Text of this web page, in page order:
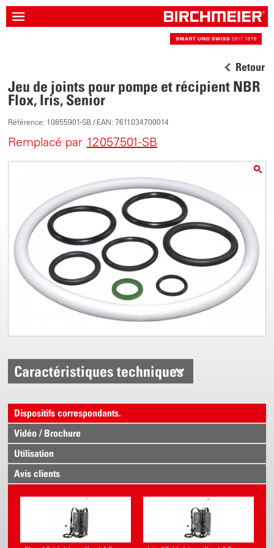
Retour
Jeu de joints pour pompe et récipient NBR
Flox, Iris, Senior
Référence: 10855901-SB / EAN: 7611034700014
Remplacé par 12057501-SB
Caractéristiques techniques
Dispositifs correspondants.
Vidéo / Brochure
Utilisation
Avis clients